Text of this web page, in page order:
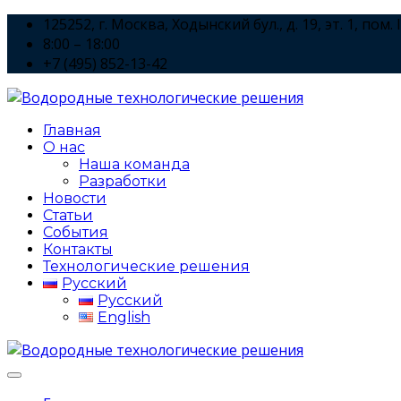
125252, г. Москва, Ходынский бул., д. 19, эт. 1, пом.
8:00 – 18:00
+7 (495) 852-13-42
Главная
О нас
Наша команда
Разработки
Новости
Статьи
События
Контакты
Технологические решения
Русский
Русский
English